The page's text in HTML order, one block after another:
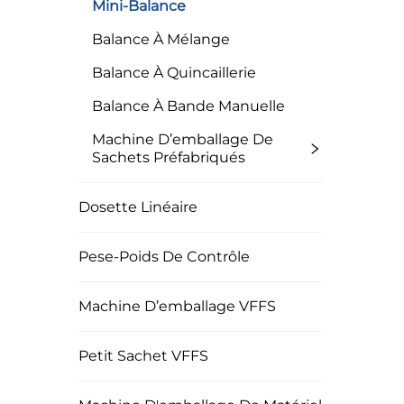
Mini-Balance
Balance À Mélange
Balance À Quincaillerie
Balance À Bande Manuelle
Machine D’emballage De
Sachets Préfabriqués
Dosette Linéaire
Pese-Poids De Contrôle
Machine D’emballage VFFS
Petit Sachet VFFS